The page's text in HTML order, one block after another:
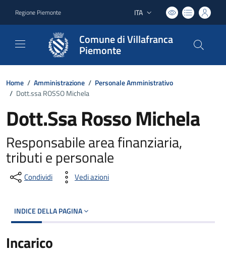
Regione Piemonte Lingua attiva:
ITA
Comune di Villafranca
Piemonte
Home / Amministrazione / Personale Amministrativo
/ Dott.ssa ROSSO Michela
Dott.Ssa Rosso Michela
Responsabile area finanziaria,
tributi e personale
Condividi Vedi azioni
INDICE DELLA PAGINA
Incarico